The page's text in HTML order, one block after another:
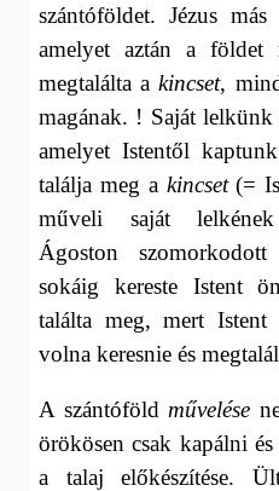
szántóföldet. Jézus
amelyet aztán a földet
megtalálta akincset,
magának. ! Saját
amelyet Istentől
találja meg a kincset(=
műveli saját
Ágoston
sokáig kereste Istent
találta meg, mert Istent
volna keresnie és
A szántóföld művelése
örökösen csak kapálni
a talaj előkészítése.